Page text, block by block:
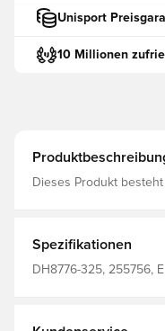
Unisport
10 Millionen
Dieses Produkt
innenliegendem
verstellen lässt Schlanke Passform
Polyester
Spezifikationen
DH8776-325, 255756,